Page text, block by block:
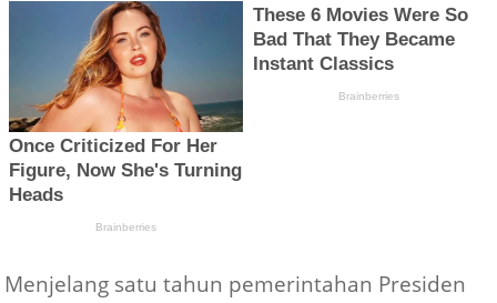
Menjelang satu tahun pemerintahan Presiden